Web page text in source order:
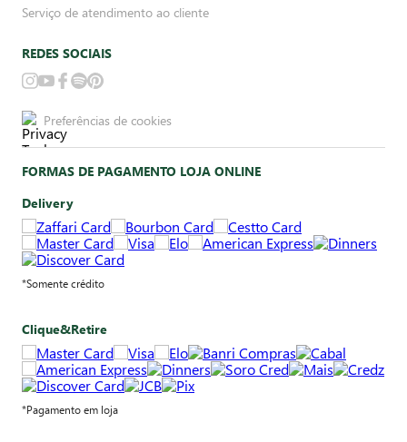
Serviço de atendimento ao cliente
REDES SOCIAIS
Preferências de cookies
FORMAS DE PAGAMENTO LOJA ONLINE
Delivery
*Somente crédito
Clique&Retire
*Pagamento em loja